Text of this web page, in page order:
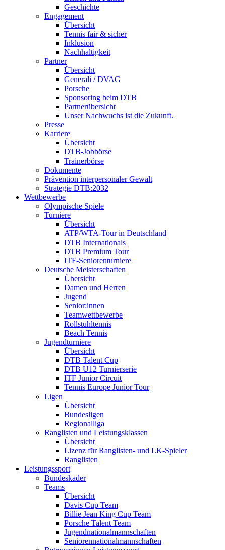
Geschichte
Engagement
Übersicht
Tennis fair & sicher
Inklusion
Nachhaltigkeit
Partner
Übersicht
Generali / DVAG
Porsche
Sponsoring beim DTB
Partnerübersicht
Unser Nachwuchs ist die Zukunft.
Presse
Karriere
Übersicht
DTB-Jobbörse
Trainerbörse
Dokumente
Prävention interpersonaler Gewalt
Strategie DTB:2032
Wettbewerbe
Olympische Spiele
Turniere
Übersicht
ATP/WTA-Tour in Deutschland
DTB Internationals
DTB Premium Tour
ITF-Seniorenturniere
Deutsche Meisterschaften
Übersicht
Damen und Herren
Jugend
Senior:innen
Teamwettbewerbe
Rollstuhltennis
Beach Tennis
Jugendturniere
Übersicht
DTB Talent Cup
DTB U12 Turnierserie
ITF Junior Circuit
Tennis Europe Junior Tour
Ligen
Übersicht
Bundesligen
Regionalliga
Ranglisten und Leistungsklassen
Übersicht
Lizenz für Ranglisten- und LK-Spieler
Ranglisten
Leistungssport
Bundeskader
Teams
Übersicht
Davis Cup Team
Billie Jean King Cup Team
Porsche Talent Team
Jugendnationalmannschaften
Seniorennationalmannschaften